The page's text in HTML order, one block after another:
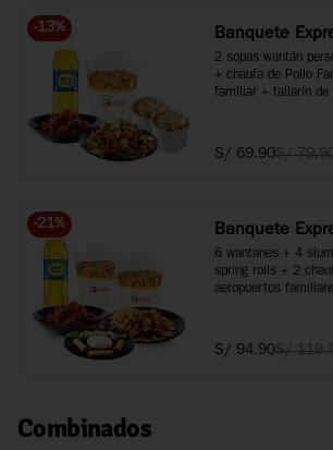
-13% Banquete
2 sopas wantán
+ chaufa de Pollo
familiar + tallarín de
S/ 69.90S/
-21% Banquete
6 wantanes + 4
spring rolls + 2
aeropuertos
S/ 94.90S/
Combinados